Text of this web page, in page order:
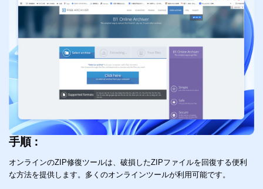
手順：
オンラインのZIP修復ツールは、破損したZIPファイルを回復する便利
な方法を提供します。多くのオンラインツールが利用可能です。